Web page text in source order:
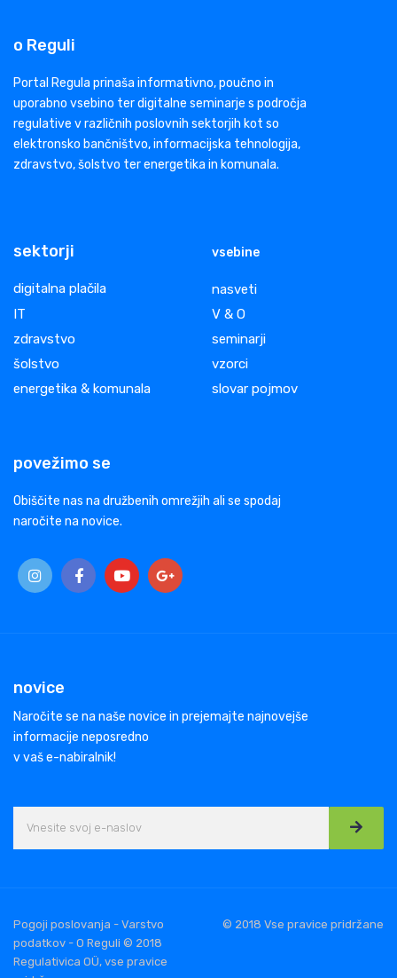
o Reguli
Portal Regula prinaša informativno, poučno in
uporabno vsebino ter digitalne seminarje s področja
regulative v različnih poslovnih sektorjih kot so
elektronsko bančništvo, informacijska tehnologija,
zdravstvo, šolstvo ter energetika in komunala.
sektorji
digitalna plačila
IT
zdravstvo
šolstvo
energetika & komunala
vsebine
nasveti
V & O
seminarji
vzorci
slovar pojmov
povežimo se
Obiščite nas na družbenih omrežjih ali se spodaj
naročite na novice.
novice
Naročite se na naše novice in prejemajte najnovejše
informacije neposredno
v vaš e-nabiralnik!
Pogoji poslovanja - Varstvo
podatkov - O Reguli © 2018
Regulativica OÜ, vse pravice
© 2018 Vse pravice pridržane